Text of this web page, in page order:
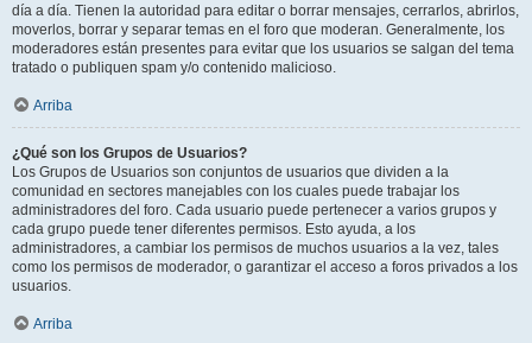
día a día. Tienen la autoridad para editar o borrar mensajes, cerrarlos, abrirlos,
moverlos, borrar y separar temas en el foro que moderan. Generalmente, los
moderadores están presentes para evitar que los usuarios se salgan del tema
tratado o publiquen spam y/o contenido malicioso.
Arriba
¿Qué son los Grupos de Usuarios?
Los Grupos de Usuarios son conjuntos de usuarios que dividen a la
comunidad en sectores manejables con los cuales puede trabajar los
administradores del foro. Cada usuario puede pertenecer a varios grupos y
cada grupo puede tener diferentes permisos. Esto ayuda, a los
administradores, a cambiar los permisos de muchos usuarios a la vez, tales
como los permisos de moderador, o garantizar el acceso a foros privados a los
usuarios.
Arriba